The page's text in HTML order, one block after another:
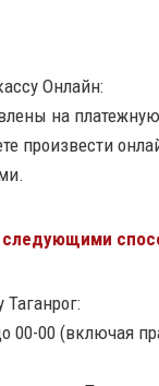
Онлайн:
на
произвести
00-00 (включая